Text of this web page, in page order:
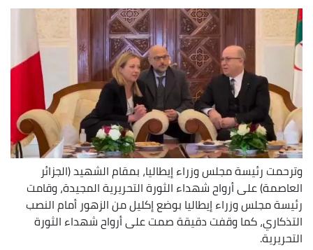
الصورة
وترحمت رئيسة مجلس وزراء إيطاليا، بمقام الشهيد (الجزائر
العاصمة) على أرواح شهداء الثورة التحريرية المجيدة، وقامت
رئيسة مجلس وزراء إيطاليا بوضع إكليل من الزهور أمام النصب
التذكاري، كما وقفت دقيقة صمت على أرواح شهداء الثورة
التحريرية.